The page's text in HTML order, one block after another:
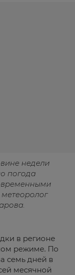
недели
погода
в регионе
режиме. По
семь дней в
месячной